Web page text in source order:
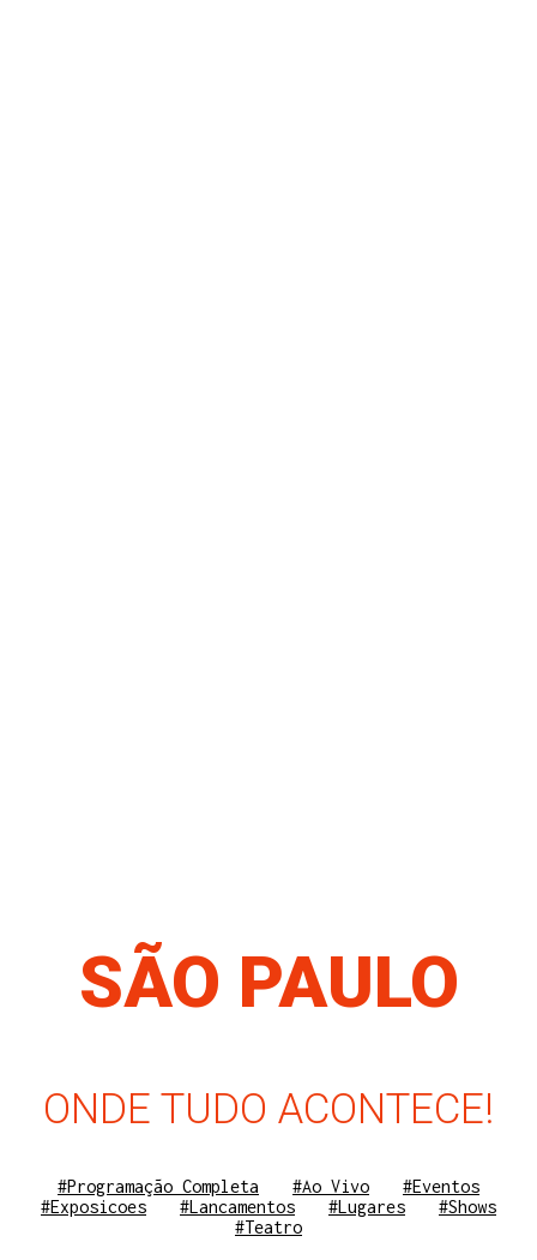
SÃO PAULO
ONDE TUDO ACONTECE!
#Programação Completa #Ao Vivo
#Eventos
#Exposicoes
#Lancamentos #Lugares
#Shows
#Teatro